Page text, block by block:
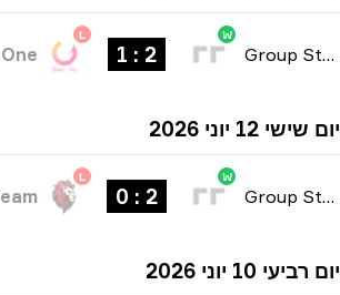
Group
12 יוני 2026
Group
Team
10 יוני 2026